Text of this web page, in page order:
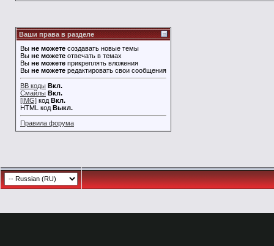
Ваши права в разделе
Вы не можете создавать новые темы
Вы не можете отвечать в темах
Вы не можете прикреплять вложения
Вы не можете редактировать свои сообщения
BB коды Вкл.
Смайлы Вкл.
[IMG] код Вкл.
HTML код Выкл.
Правила форума